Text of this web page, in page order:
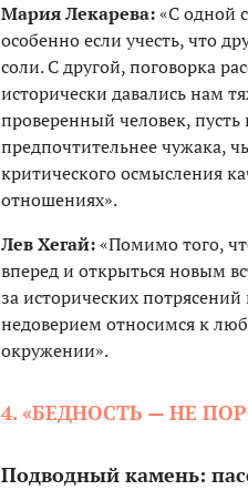
Мария Лекарева:«С одной
особенно если учесть, что
соли. С другой, поговорка
исторически давались нам
проверенный человек,
предпочтительнее чужака,
критического осмысления
отношениях».
Лев Хегай:«Помимо того,
вперед и открыться новым
за исторических
недоверием относимся к
окружении».
4. «БЕДНОСТЬ — НЕ
Подводный камень: